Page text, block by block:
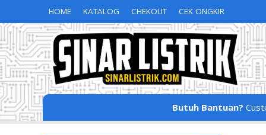
HOME KATALOG CHEKOUT CEK ONGKIR
Butuh Bantuan?